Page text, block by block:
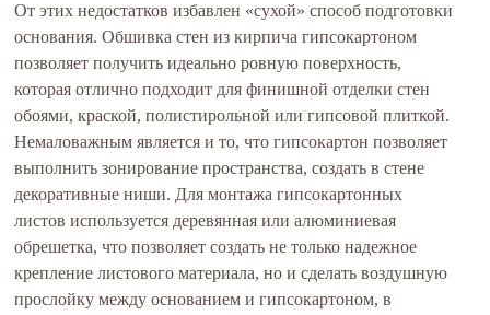
От этих недостатков избавлен «сухой» способ подготовки
основания. Обшивка стен из кирпича гипсокартоном
позволяет получить идеально ровную поверхность,
которая отлично подходит для финишной отделки стен
обоями, краской, полистирольной или гипсовой плиткой.
Немаловажным является и то, что гипсокартон позволяет
выполнить зонирование пространства, создать в стене
декоративные ниши. Для монтажа гипсокартонных
листов используется деревянная или алюминиевая
обрешетка, что позволяет создать не только надежное
крепление листового материала, но и сделать воздушную
прослойку между основанием и гипсокартоном, в